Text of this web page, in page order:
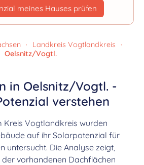
meines Hauses prüfen
· Landkreis Vogtlandkreis
·
Oelsnitz/Vogtl.
in Oelsnitz/Vogtl. -
verstehen
Kreis Vogtlandkreis wurden
auf ihr Solarpotenzial für
untersucht. Die Analyse zeigt,
vorhandenen Dachflächen